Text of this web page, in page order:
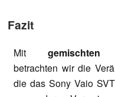
Fazit
Mit gemischten
betrachten wir die
die das Sony Vaio